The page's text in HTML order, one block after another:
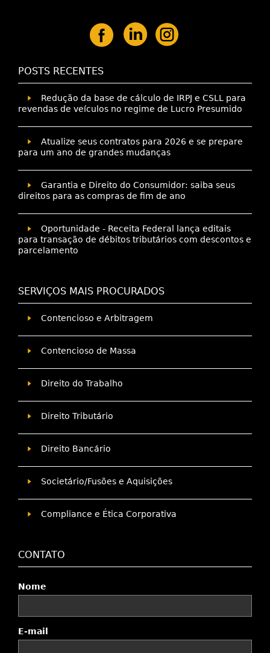
POSTS RECENTES
Redução da base de cálculo de IRPJ e CSLL para
revendas de veículos no regime de Lucro Presumido
Atualize seus contratos para 2026 e se prepare
para um ano de grandes mudanças
Garantia e Direito do Consumidor: saiba seus
direitos para as compras de fim de ano
Oportunidade - Receita Federal lança editais
para transação de débitos tributários com descontos e
parcelamento
SERVIÇOS MAIS PROCURADOS
Contencioso e Arbitragem
Contencioso de Massa
Direito do Trabalho
Direito Tributário
Direito Bancário
Societário/Fusões e Aquisições
Compliance e Ética Corporativa
CONTATO
Nome
E-mail